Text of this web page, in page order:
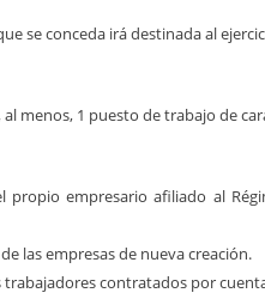
se conceda irá destinada al
menos, 1 puesto de trabajo de
empresario afiliado al
las empresas de nueva creación.
trabajadores contratados por